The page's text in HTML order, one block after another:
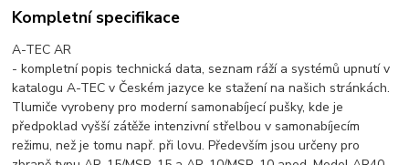
Kompletní specifikace
A-TEC AR
- kompletní popis technická data, seznam ráží a systémů upnutí v
katalogu A-TEC v Českém jazyce ke stažení na našich stránkách.
Tlumiče vyrobeny pro moderní samonabíjecí pušky, kde je
předpoklad vyšší zátěže intenzivní střelbou v samonabíjecím
režimu, než je tomu např. při lovu. Především jsou určeny pro